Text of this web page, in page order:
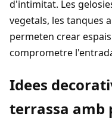
d'intimitat. Les
vegetals, les tanques
permeten crear
comprometre
Idees
terrassa amb